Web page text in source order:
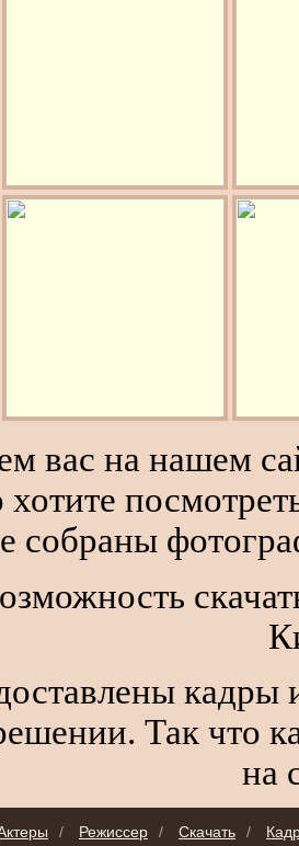
вас на нашем
собраны
кадры
Так что
на
/ Режиссер / Скачать /